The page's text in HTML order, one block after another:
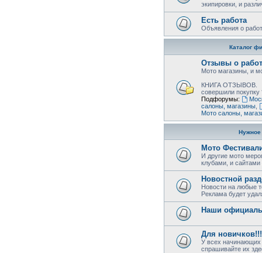
экипировки, и
Есть работа
Объявления о
Каталог
Отзывы о
Мото магазины, и
КНИГА ОТЗЫВОВ.
совершили
Подфорумы:
салоны, магазины
Мото салоны,
Нужное
Мото
И другие мото
клубами, и
Новостной
Новости на любые
Реклама будет
Наши
Для новичков!!!
У всех начинающих
спрашивайте их